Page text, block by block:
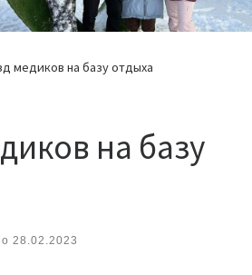
медиков на базу отдыха
на базу
28.02.2023